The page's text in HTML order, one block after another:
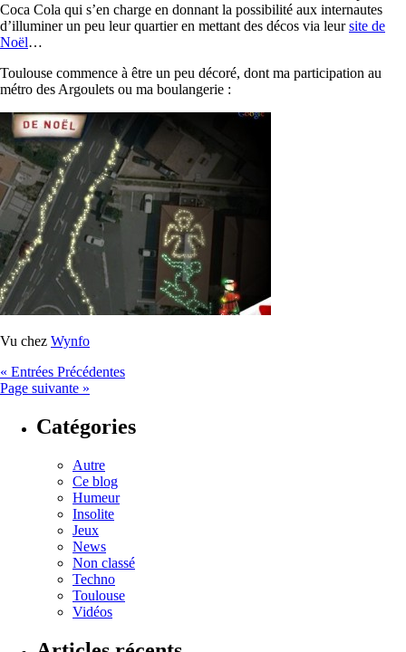
Coca Cola qui s’en charge en donnant la possibilité aux internautes
d’illuminer un peu leur quartier en mettant des décos via leursite de
Noël…
Toulouse commence à être un peu décoré, dont ma participation au
métro des Argoulets ou ma boulangerie :
Vu chez Wynfo
« Entrées Précédentes
Page suivante »
Catégories
Autre
Ce blog
Humeur
Insolite
Jeux
News
Non classé
Techno
Toulouse
Vidéos